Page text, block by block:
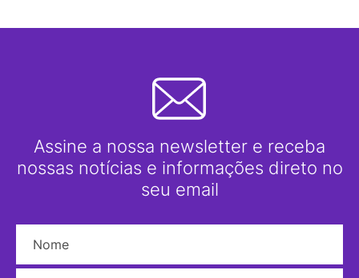
Assine a nossa newsletter e receba
nossas notícias e informações direto no
seu email